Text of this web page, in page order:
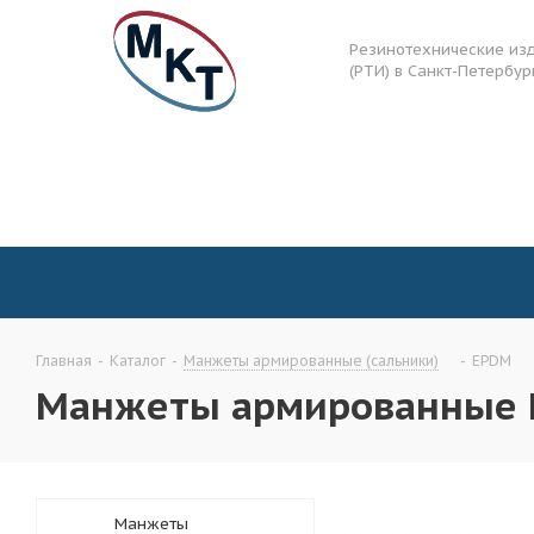
Резинотехнические
(РТИ) в Санкт-
Главная - Каталог - Манжеты армированные (сальники) - EPDM
Манжеты армированные
Манжеты